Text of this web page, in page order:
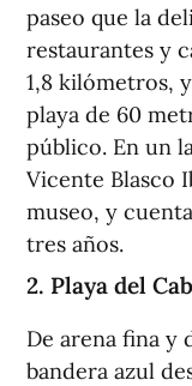
paseo que la
restaurantes y
1,8 kilómetros,
playa de 60
público. En un
Vicente Blasco
museo, y
tres años.
2. Playa del
De arena fina y
bandera azul